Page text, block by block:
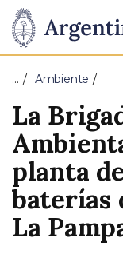
Presidencia
de
la
Nación
Pasar al
… Ambiente
La
planta
baterías
La